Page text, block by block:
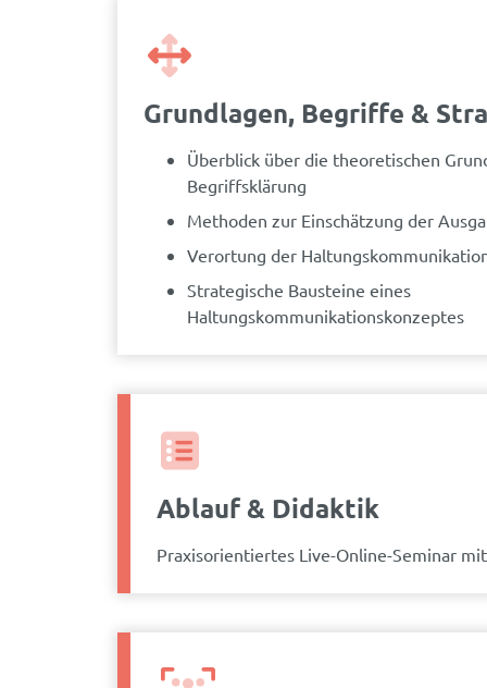
Grundlagen, Begriffe &
Überblick über die theoretischen
Begriffsklärung
Methoden zur Einschätzung der
Verortung der
Strategische Bausteine eines
Haltungskommunikationskonzeptes
Ablauf & Didaktik
Praxisorientiertes Live-Online-Seminar